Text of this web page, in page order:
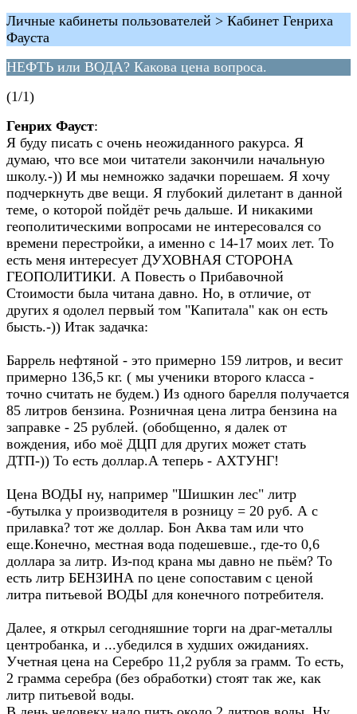
Личные кабинеты пользователей > Кабинет Генриха
Фауста
НЕФТЬ или ВОДА? Какова цена вопроса.
(1/1)
Генрих Фауст:
Я буду писать с очень неожиданного ракурса. Я
думаю, что все мои читатели закончили начальную
школу.-)) И мы немножко задачки порешаем. Я хочу
подчеркнуть две вещи. Я глубокий дилетант в данной
теме, о которой пойдёт речь дальше. И никакими
геополитическими вопросами не интересовался со
времени перестройки, а именно с 14-17 моих лет. То
есть меня интересует ДУХОВНАЯ СТОРОНА
ГЕОПОЛИТИКИ. А Повесть о Прибавочной
Стоимости была читана давно. Но, в отличие, от
других я одолел первый том "Капитала" как он есть
бысть.-)) Итак задачка:
Баррель нефтяной - это примерно 159 литров, и весит
примерно 136,5 кг. ( мы ученики второго класса -
точно считать не будем.) Из одного барелля получается
85 литров бензина. Розничная цена литра бензина на
заправке - 25 рублей. (обобщенно, я далек от
вождения, ибо моё ДЦП для других может стать
ДТП-)) То есть доллар.А теперь - АХТУНГ!
Цена ВОДЫ ну, например "Шишкин лес" литр
-бутылка у производителя в розницу = 20 руб. А с
прилавка? тот же доллар. Бон Аква там или что
еще.Конечно, местная вода подешевше., где-то 0,6
доллара за литр. Из-под крана мы давно не пьём? То
есть литр БЕНЗИНА по цене сопоставим с ценой
литра питьевой ВОДЫ для конечного потребителя.
Далее, я открыл сегодняшние торги на драг-металлы
центробанка, и ...убедился в худших ожиданиях.
Учетная цена на Серебро 11,2 рубля за грамм. То есть,
2 грамма серебра (без обработки) стоят так же, как
литр питьевой воды.